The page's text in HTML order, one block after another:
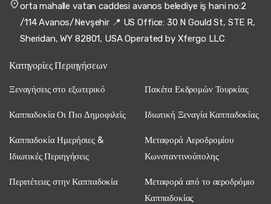
orta mahalle vatan caddesi avanos belediye iş hani no:2
/114 Avanos/Nevşehir 📍 US Office: 30 N Gould St, STE R,
Sheridan, WY 82801, USA Operated by Xfergo LLC
Κατηγορίες Περιηγήσεων
Ξεναγήσεις στο εξωτερικό Πακέτα Εκδρομών Τουρκίας
Καππαδοκία Οι Πιο Δημοφιλείς Ιδιωτική Ξεναγία Καππαδοκίας
Καππαδοκία Ημερήσιες &
Ιδιωτικές Περιηγήσεις
Μεταφορά Αεροδρομίου
Κωνσταντινούπολης
Περιπέτειες στην Καππαδοκία
Μεταφορά από το αεροδρόμιο
Καππαδοκίας